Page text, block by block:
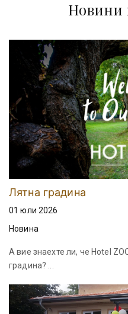
Новини
Лятна градина
01 юли 2026
Новина
А вие знаехте ли, че Hotel
градина? ...